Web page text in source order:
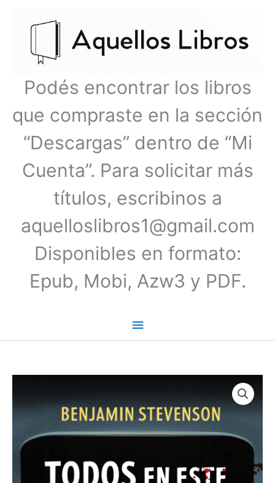
Podés encontrar los libros
que compraste en la sección
“Descargas” dentro de “Mi
Cuenta”. Para solicitar más
títulos, escribinos a
aquelloslibros1@gmail.com
Disponibles en formato:
Epub, Mobi, Azw3 y PDF.
principal
sospechosos